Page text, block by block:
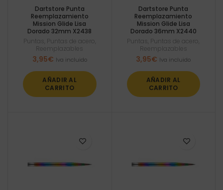
Dartstore Punta
Reemplazamiento
Mission Glide Lisa
Dorado 32mm X2438
Puntas Puntas de acero
Reemplazables
3,95€ Iva incluido
AÑADIR AL
CARRITO
Dartstore Punta
Reemplazamiento
Mission Glide Lisa
Dorado 36mm X2440
Puntas Puntas de acero
Reemplazables
3,95€ Iva incluido
AÑADIR AL
CARRITO